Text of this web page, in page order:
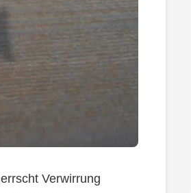
Verwirrung